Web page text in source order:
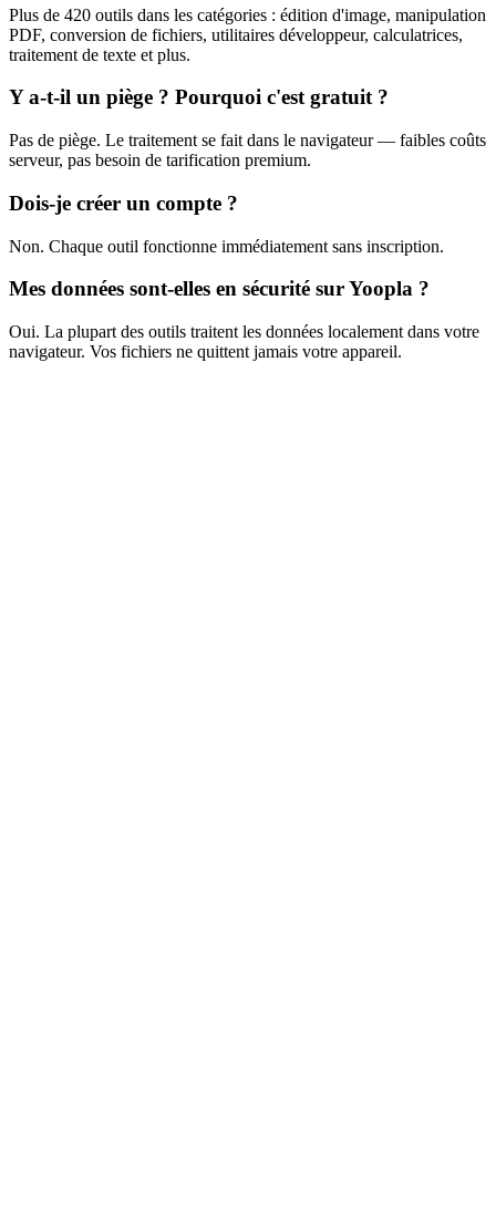
Plus de 420 outils dans les catégories : édition d'image, manipulation
PDF, conversion de fichiers, utilitaires développeur, calculatrices,
traitement de texte et plus.
Y a-t-il un piège ? Pourquoi c'est gratuit ?
Pas de piège. Le traitement se fait dans le navigateur — faibles coûts
serveur, pas besoin de tarification premium.
Dois-je créer un compte ?
Non. Chaque outil fonctionne immédiatement sans inscription.
Mes données sont-elles en sécurité sur Yoopla ?
Oui. La plupart des outils traitent les données localement dans votre
navigateur. Vos fichiers ne quittent jamais votre appareil.